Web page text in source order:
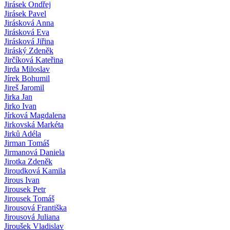
Jirásek Ondřej
Jirásek Pavel
Jirásková Anna
Jirásková Eva
Jirásková Jiřina
Jiráský Zdeněk
Jirčíková Kateřina
Jirda Miloslav
Jírek Bohumil
Jireš Jaromil
Jirka Jan
Jirko Ivan
Jírková Magdalena
Jirkovská Markéta
Jirků Adéla
Jirman Tomáš
Jirmanová Daniela
Jirotka Zdeněk
Jiroudková Kamila
Jirous Ivan
Jirousek Petr
Jirousek Tomáš
Jirousová Františka
Jirousová Juliana
Jiroušek Vladislav